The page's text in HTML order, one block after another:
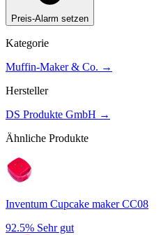
Preis-Alarm setzen
Kategorie
Muffin-Maker & Co. →
Hersteller
DS Produkte GmbH →
Ähnliche Produkte
Inventum Cupcake maker CC08
92.5% Sehr gut